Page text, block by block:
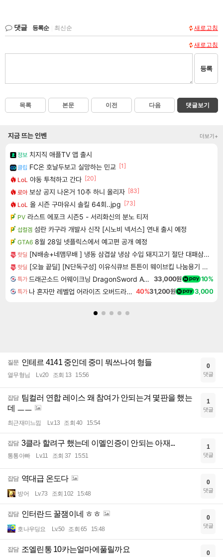
댓글 등록순 최신순 새로고침
새로고침
등록
목록 본문 이전 다음 댓글보기
지금 뜨는 인벤 더보기+
정보 치지직 애플TV 앱 출시
클립 FC온 호날두보고 실망하는 민교 [1]
LoL 야동 투척하고 간다 [20]
로아 보상 공지 나온거 10추 하니 올리자 [83]
LoL 올 시즌 구마유시 솔킬 64회..jpg [73]
PV 라스트 에포크 시즌5 - 서리화신의 분노 티저
섭컬겜 섬란 카구라 개발사 신작 [시노비 넥서스] 연내 출시 예정
GTA6 8월 28일 넷플릭스에서 예고편 공개 예정
핫딜 [N배송+네맴무배 ] 냉동 삼겹살 냉삼 수입 돼지고기 절단 대패삼겹살
핫딜 [오늘 끝딜] [N단독구성] 이유식큐브 튼튼이 웨이브킵 나눔용기 1700ml 3칸 4P + 290ml 4P
특가 드래곤소드 어웨이크닝 DragonSword Awakening 33,000원 10%
특가 나 혼자만 레벨업 어라이즈 오버드라이브 디럭스 에디션 Solo Leveling Arise Overdrive Deluxe Edition 40%31,200원 3,000
질문 인테르 4141 중인데 중미 뭐쓰나여 형들
열무형님 Lv.20 조회 13 15:56
0
댓글
잡담 팀컬러 연합 레이스 왜 참여가 안되는겨 몇판을 했는
데 ㅡㅡ
최근재미느낌 Lv.13 조회 40 15:54
1
댓글
잡담 3클라 할려구 했는데 이멜인증이 안되는 아재...
통통아빠 Lv.11 조회 37 15:51
1
댓글
잡담 역대급 온도다
방어 Lv.73 조회 102 15:48
0
댓글
잡담 인터란드 꿀잼이네 ㅎㅎ
호나우딩요 Lv.50 조회 65 15:48
0
댓글
잡담 조엘린통 10카는얼마에풀릴까요 0